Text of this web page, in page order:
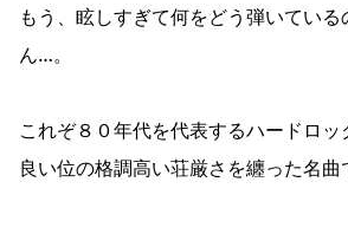
もう、眩しすぎて何をどう弾いてい
ん…。
これぞ８０年代を代表するハードロッ
良い位の格調高い荘厳さを纏った名曲